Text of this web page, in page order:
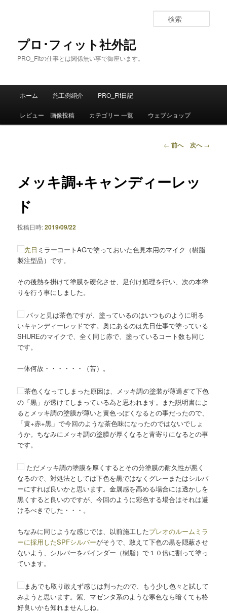
プロ･フィット社外記
PRO_Fitの仕事とは関係無い事で御座います。
索
メ
ホーム 施工例紹介 PRO_Fit日記
レビュー 画像投稿 カテゴリー 一覧 ウェブショップ
投
ゲ
← 前へ 次へ→
メッキ調+キャンディーレッ
ド
投稿日時:2019/09/22
先日 ミラーコートAGで塗っておいた色見本用のマイク（樹脂
製注型品）です。
その後熱を掛けて塗膜を硬化させ、足付け処理を行い、次の本塗
りを行う事にしました。
パッと見は茶色ですが、塗っているのはいつものように明る
いキャンディーレッドです。奥にあるのは先日仕事で塗っている
SHUREのマイクで、全く同じ赤で、塗っているコート数も同じ
です。
一体何故・・・・・・（苦）。
茶色くなってしまった原因は、メッキ調の塗装が薄過ぎて下色
の「黒」が透けてしまっている為と思われます。また説明書によ
るとメッキ調の塗膜が薄いと黄色っぽくなるとの事だったので、
「黄+赤+黒」で今回のような茶色味になったのではないでしょ
うか。ちなみにメッキ調の塗膜が厚くなると青寄りになるとの事
です。
ただメッキ調の塗膜を厚くするとその分塗膜の耐久性が悪く
なるので、対処法としては下色を黒ではなくグレーまたはシルバ
ーにすれば良いかと思います。金属感を高める場合には透かしを
黒くすると良いのですが、今回のように彩色する場合はそれは避
けるべきでした・・・。
ちなみに同じような感じでは、以前施工したプレオのルームミラ
ーに採用したSPFシルバーがそうで、敢えて下色の黒を隠蔽させ
ないよう、シルバーをバインダー（樹脂）で１０倍に割って塗っ
ています。
まあでも取り敢えず感じは判ったので、もう少し色々と試して
みようと思います。紫、マゼンタ系のような寒色なら暗くても格
好良いかも知れませんしね。